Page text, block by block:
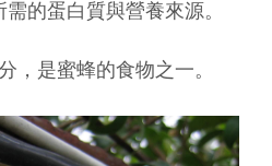
的蛋白質與營養來源。
，是蜜蜂的食物之一。